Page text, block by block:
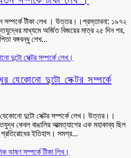
সম্পর্কে টীকা লেখ । উত্তর।।প্রস্তাবনা: ১৯৭২
মাধ্যমে অর্জিত বিজয়ের মাত্র ২৫ দিন পর,
বঙ্গবন্ধু শেখ...
যেকোনো দুটো সেক্টর সম্পর্কে
দুটো সেক্টর সম্পর্কে লেখ। উত্তর।।
কেবল বাঙালির আত্মত্যাগের এক মহাকাব্য ছিল
ইতিহাস। সমগ্র...